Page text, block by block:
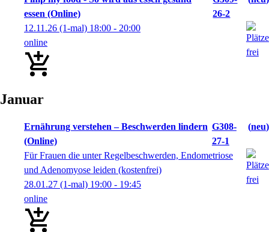
essen (Online)
26-2
12.11.26 (1-mal) 18:00 - 20:00
online
Januar
Ernährung verstehen – Beschwerden lindern
(Online)
G308-
27-1
neu
Für Frauen die unter Regelbeschwerden, Endometriose
und Adenomyose leiden (kostenfrei)
28.01.27 (1-mal) 19:00 - 19:45
online